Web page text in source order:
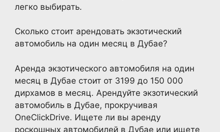
легко выбирать.
Сколько стоит арендовать экзотический
автомобиль на один месяц в Дубае?
Аренда экзотического автомобиля на один
месяц в Дубае стоит от 3199 до 150 000
дирхамов в месяц. Арендуйте экзотический
автомобиль в Дубае, прокручивая
OneClickDrive. Ищете ли вы аренду
роскошных автомобилей в Дубае или ищете